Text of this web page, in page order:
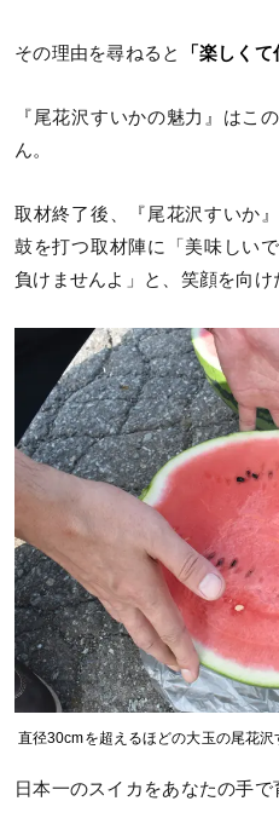
その理由を尋ねると 「楽しく
『尾花沢すいかの魅力』はこ
ん。
取材終了後、『尾花沢すいか
鼓を打つ取材陣に「美味しい
負けませんよ」と、笑顔を向け
直径30cmを超えるほどの大玉の尾花
日本一のスイカをあなたの手で